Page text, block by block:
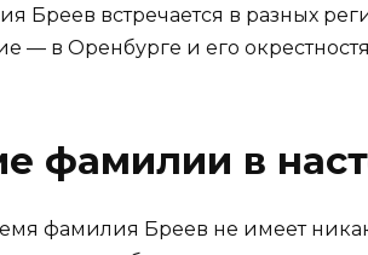
Бреев встречается в разных
— в Оренбурге и его
фамилии в
фамилия Бреев не имеет